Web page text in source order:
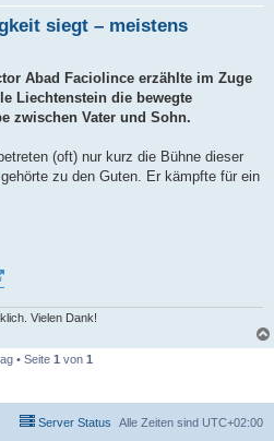
siegt – meistens
Abad Faciolince erzählte im Zuge
Liechtenstein die bewegte
zwischen Vater und Sohn.
(oft) nur kurz die Bühne dieser
zu den Guten. Er kämpfte für ein
Vielen Dank!
• Seite 1 von 1
Alle Zeiten sind UTC+02:00
Server Status